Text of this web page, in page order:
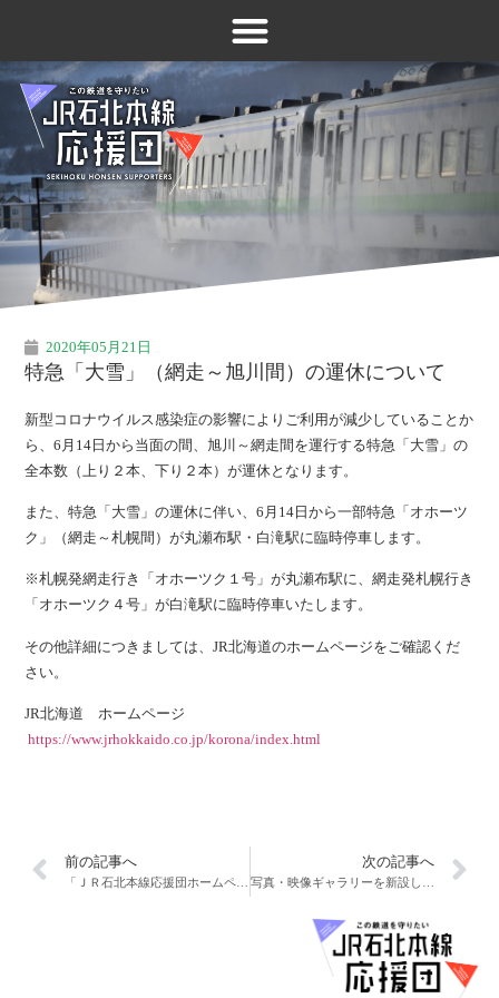
2020年05月21日
特急「大雪」（網走～旭川間）の運休について
新型コロナウイルス感染症の影響によりご利用が減少していることか
ら、6月14日から当面の間、旭川～網走間を運行する特急「大雪」の
全本数（上り２本、下り２本）が運休となります。
また、特急「大雪」の運休に伴い、6月14日から一部特急「オホーツ
ク」（網走～札幌間）が丸瀬布駅・白滝駅に臨時停車します。
※札幌発網走行き「オホーツク１号」が丸瀬布駅に、網走発札幌行き
「オホーツク４号」が白滝駅に臨時停車いたします。
その他詳細につきましては、JR北海道のホームページをご確認くだ
さい。
JR北海道 ホームページ
https://www.jrhokkaido.co.jp/korona/index.html
前の記事へ
「ＪＲ石北本線応援団ホームページ」が開設されました
次の記事へ
写真・映像ギャラリーを新設しました